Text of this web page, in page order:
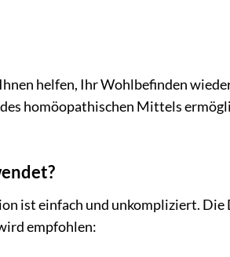
helfen, Ihr Wohlbefinden
homöopathischen Mittels
ist einfach und unkompliziert.
empfohlen: